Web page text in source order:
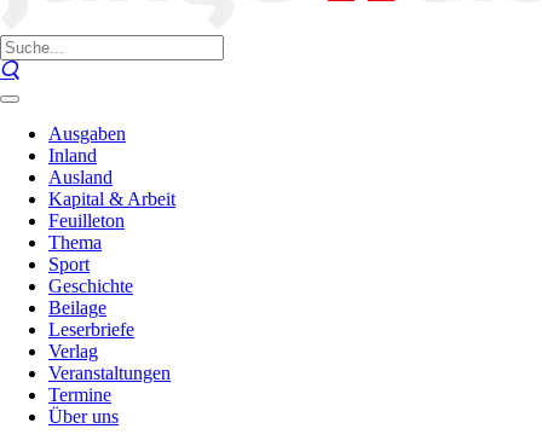
Ausgaben
Inland
Ausland
Kapital & Arbeit
Feuilleton
Thema
Sport
Geschichte
Beilage
Leserbriefe
Verlag
Veranstaltungen
Termine
Über uns